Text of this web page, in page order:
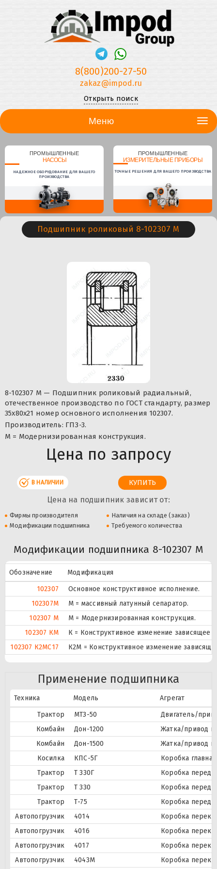
8(800)200-27-50
zakaz@impod.ru
Открыть поиск
Меню
ПРОМЫШЛЕННЫЕ
НАСОСЫ
НАДЕЖНОЕ ОБОРУДОВАНИЕ ДЛЯ ВАШЕГО
ПРОИЗВОДСТВА
ПРОМЫШЛЕННЫЕ
ИЗМЕРИТЕЛЬНЫЕ ПРИБОРЫ
ТОЧНЫЕ РЕШЕНИЯ ДЛЯ ВАШЕГО ПРОИЗВОДСТВА
Подшипник роликовый 8-102307 М
8-102307 М — Подшипник роликовый радиальный,
отечественное производство по ГОСТ стандарту, размер
35x80x21 номер основного исполнения 102307.
Производитель: ГПЗ-3.
М = Модернизированная конструкция.
Цена по запросу
В НАЛИЧИИ
Цена на подшипник зависит от:
Фирмы производителя
Наличия на складе (заказ)
Модификации подшипника
Требуемого количества
Модификации подшипника 8-102307 М
Обозначение
Модификация
102307
Основное конструктивное исполнение.
102307M
M = массивный латунный сепаратор.
102307 М
М = Модернизированная конструкция.
102307 КМ
К = Конструктивное изменение зависящее
102307 К2МС17
К2М = Конструктивное изменение
Применение подшипника
Техника Модель
Агрегат
Трактор
МТЗ-50
Двигатель/
Комбайн
Дон-1200
Жатка/привод
Комбайн
Дон-1500
Жатка/привод
Косилка
КПС-5Г
Коробка главная
Трактор
Т 330Г
Коробка
Трактор
Т 330
Коробка
Трактор
Т-75
Коробка
Автопогрузчик
4014
Коробка
Автопогрузчик
4016
Коробка
Автопогрузчик
4017
Коробка
Автопогрузчик
4043М Коробка